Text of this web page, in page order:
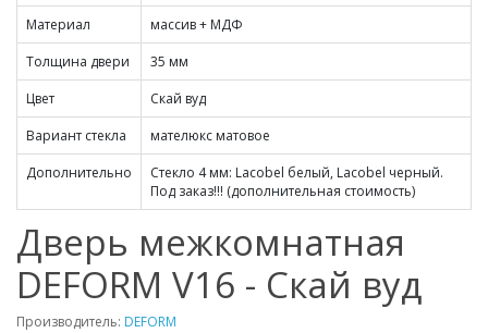
Материал
массив + МДФ
Толщина двери
35 мм
Цвет
Скай вуд
Вариант стекла
мателюкс матовое
Дополнительно
Стекло 4 мм: Lacobel белый, Lacobel черный.
Под заказ!!! (дополнительная стоимость)
Дверь межкомнатная
DEFORM V16 - Скай вуд
Производитель: DEFORM